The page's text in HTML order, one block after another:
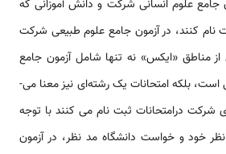
جامع علوم انسانی شرکت و دانش آموزانی که
نام کنند، در آزمون جامع علوم طبیعی شرکت
مناطق «ایکس» نه تنها شامل آزمون جامع
علوم انسانی و علوم طبیعی است، بلکه امتحانات یک رشته‌ای نیز معنا می­
شرکت درامتحانات ثبت نام می­ کنند با توجه
خود و خواست دانشگاه مد نظر، در آزمون